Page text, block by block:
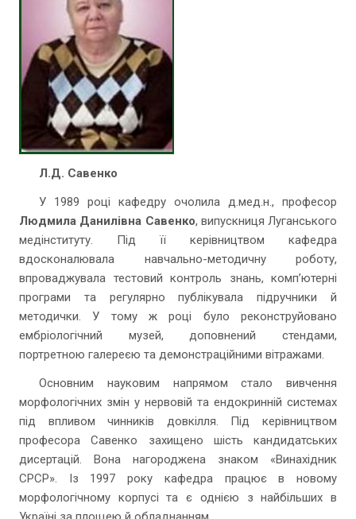
Л.Д. Савенко
У 1989 році кафедру очолила д.мед.н., професор
Людмила Данилівна Савенко, випускниця Луганського
медінституту. Під її керівництвом кафедра
вдосконалювала навчально-методичну роботу,
впроваджувала тестовий контроль знань, комп’ютерні
програми та регулярно публікувала підручники й
методички. У тому ж році було реконструйовано
ембріологічний музей, доповнений стендами,
портретною галереєю та демонстраційними вітражами.
Основним науковим напрямом стало вивчення
морфологічних змін у нервовій та ендокринній системах
під впливом чинників довкілля. Під керівництвом
професора Савенко захищено шість кандидатських
дисертацій. Вона нагороджена знаком «Винахідник
СРСР». Із 1997 року кафедра працює в новому
морфологічному корпусі та є однією з найбільших в